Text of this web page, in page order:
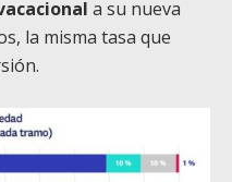
a su nueva
la misma tasa que